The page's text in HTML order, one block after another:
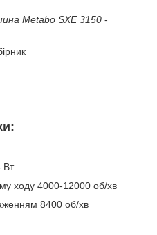
Metabo SXE 3150 -
Вт
ходу 4000-12000 об/хв
8400 об/хв